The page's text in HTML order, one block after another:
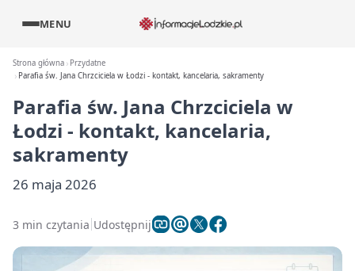
MENU
Strona główna
Przydatne
Parafia św. Jana Chrzciciela w Łodzi - kontakt, kancelaria, sakramenty
Parafia św. Jana Chrzciciela w
Łodzi - kontakt, kancelaria,
sakramenty
26 maja 2026
3 min czytania Udostępnij